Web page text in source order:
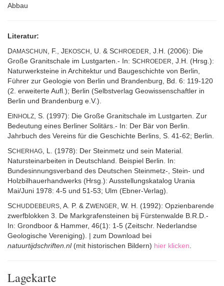
Abbau
Literatur:
DAMASCHUN , F., JEKOSCH , U. & SCHROEDER
, J.H. (2006): Die
Große Granitschale im Lustgarten.- In: SCHROEDER
, J.H. (Hrsg.):
Naturwerksteine in Architektur und Baugeschichte von Berlin,
Führer zur Geologie von Berlin und Brandenburg, Bd. 6: 119-120
(2. erweiterte Aufl.); Berlin (Selbstverlag Geowissenschaftler in
Berlin und Brandenburg e.V.).
EINHOLZ , S. (1997): Die Große Granitschale im Lustgarten. Zur
Bedeutung eines Berliner Solitärs.- In: Der Bär von Berlin.
Jahrbuch des Vereins für die Geschichte Berlins, S. 41-62; Berlin.
SCHERHAG , L. (1978): Der Steinmetz und sein Material.
Natursteinarbeiten in Deutschland. Beispiel Berlin. In:
Bundesinnungsverband des Deutschen Steinmetz-, Stein- und
Holzbilhauerhandwerks (Hrsg.): Ausstellungskatalog Urania
Mai/Juni 1978: 4-5 und 51-53; Ulm (Ebner-Verlag).
SCHUDDEBEURS , A. P. & ZWENGER
, W. H. (1992): Opzienbarende
zwerfblokken 3. De Markgrafensteinen bij Fürstenwalde B.R.D.-
In: Grondboor & Hammer, 46(1): 1-5 (Zeitschr. Nederlandse
Geologische Vereniging). | zum Download bei
natuurtijdschriften.nl(mit historischen Bildern) hier klicken
Lagekarte